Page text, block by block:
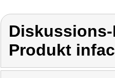
Produkt